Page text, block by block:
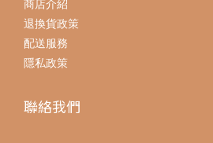
商店介紹
退換貨政策
配送服務
隱私政策
聯絡我們